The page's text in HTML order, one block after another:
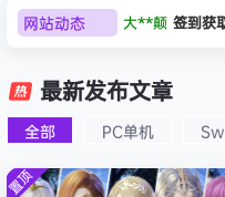
+修改器打包下载
速：地平
线
6（Forza
Horizon
6）免安装
中文版
心/Atomi
c
Heart》
文版
网站动态 大**颠 签到获
欢迎 我*的
欢迎D****Z
欢迎有*酱 加
欢迎Q*H 加入
最新发布文章
全部 PC单机
置顶